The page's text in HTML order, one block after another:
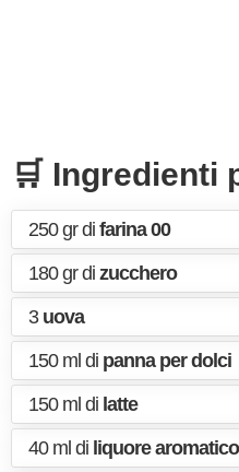
🛒 Ingredienti
250 gr di farina 00
180 gr di zucchero
3 uova
150 ml di panna per dolci
150 ml di latte
40 ml di liquore aromatico